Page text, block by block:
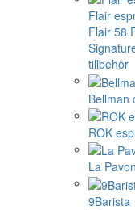
Flair
Flair 58
tillbehör
Bellman
ROK
La
9Barista